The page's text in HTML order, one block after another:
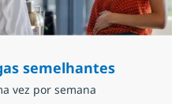
semelhantes
vez por semana